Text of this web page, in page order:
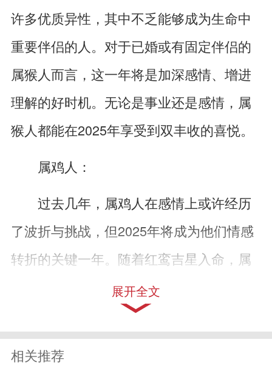
许多优质异性，其中不乏能够成为生命中
重要伴侣的人。对于已婚或有固定伴侣的
属猴人而言，这一年将是加深感情、增进
理解的好时机。无论是事业还是感情，属
猴人都能在2025年享受到双丰收的喜悦。
属鸡人：
过去几年，属鸡人在感情上或许经历
了波折与挑战，但2025年将成为他们情感
转折的关键一年。随着红鸾吉星入命，属
鸡人将展现出更加成熟稳重的一面，对待
感情更加认真负责。这一年里，单身的属
鸡人有望遇到能够共度一生的伴侣；而已
展开全文
相关推荐